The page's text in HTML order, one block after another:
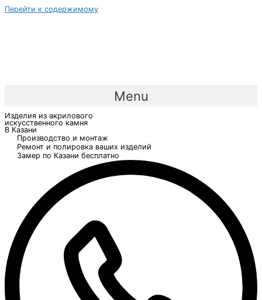
Перейти к содержимому
Menu
Изделия из акрилового
искусственного камня
В Казани
Производство и монтаж
Ремонт и полировка ваших изделий
Замер по Казани бесплатно